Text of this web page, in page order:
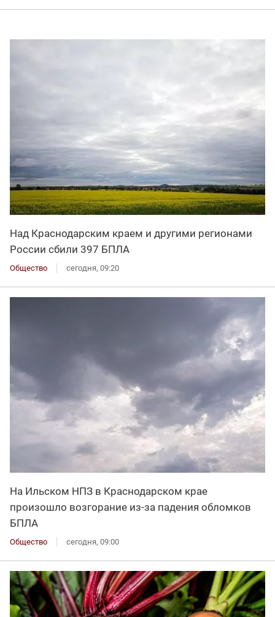
Над Краснодарским краем и другими регионами
России сбили 397 БПЛА
Общество сегодня, 09:20
На Ильском НПЗ в Краснодарском крае
произошло возгорание из-за падения обломков
БПЛА
Общество сегодня, 09:00